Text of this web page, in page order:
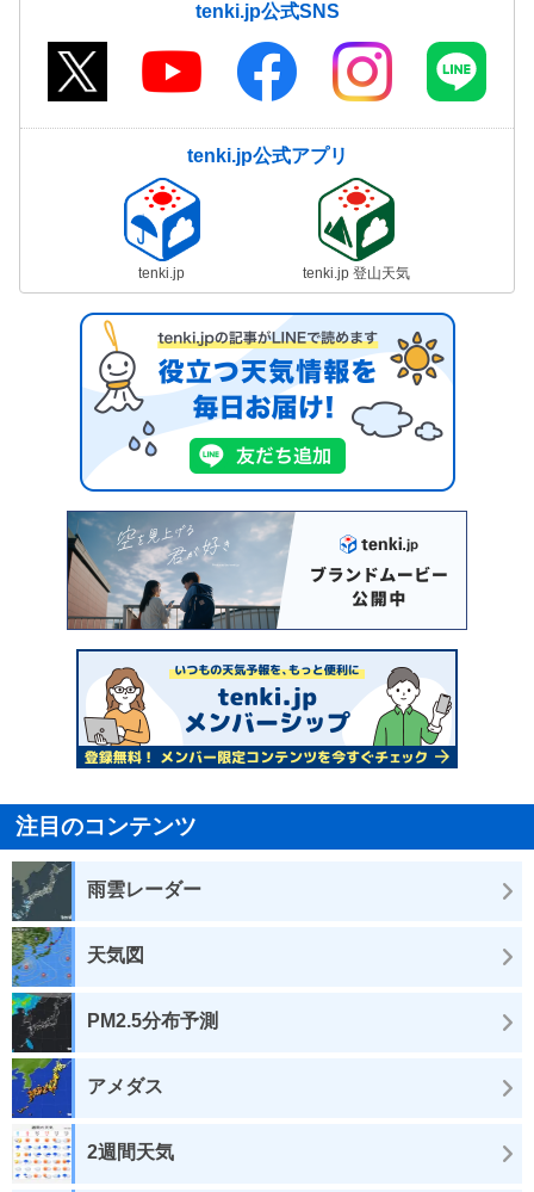
tenki.jp公式SNS
tenki.jp公式アプリ
tenki.jp tenki.jp 登山天気
注目のコンテンツ
雨雲レーダー
天気図
PM2.5分布予測
アメダス
2週間天気